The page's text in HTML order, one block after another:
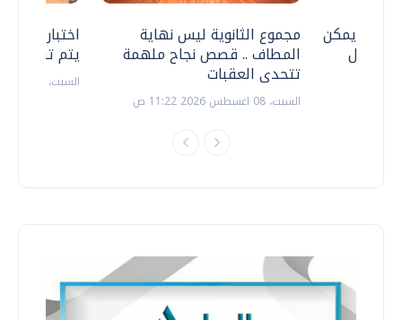
اختبارات
يتم
السبت، 18 يوليو 2026 09:22 ص
مجموع الثانوية ليس نهاية
المطاف .. قصص نجاح ملهمة
تتحدى العقبات
السبت، 08 اغسطس 2026 11:22 ص
.. هل يمكن
نتعامل